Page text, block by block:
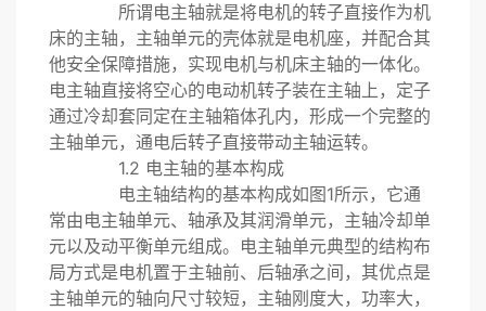
所谓电主轴就是将电机的转子直接作为机
床的主轴，主轴单元的壳体就是电机座，并配合其
他安全保障措施，实现电机与机床主轴的一体化。
电主轴直接将空心的电动机转子装在主轴上，定子
通过冷却套同定在主轴箱体孔内，形成一个完整的
主轴单元，通电后转子直接带动主轴运转。
1.2 电主轴的基本构成
电主轴结构的基本构成如图1所示，它通
常由电主轴单元、轴承及其润滑单元，主轴冷却单
元以及动平衡单元组成。电主轴单元典型的结构布
局方式是电机置于主轴前、后轴承之间，其优点是
主轴单元的轴向尺寸较短，主轴刚度大，功率大，